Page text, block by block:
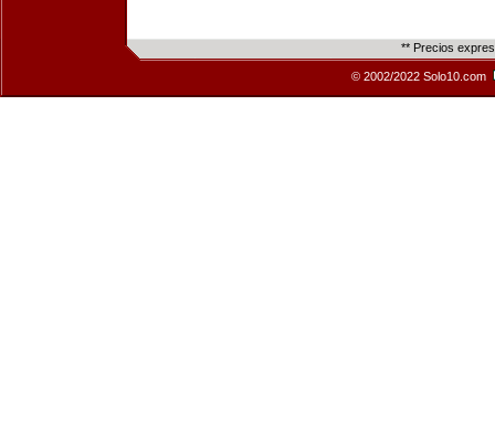
** Precios
© 2002/2022 Solo10.com